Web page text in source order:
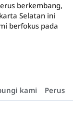
berkembang,
Selatan ini
berfokus pada
kami